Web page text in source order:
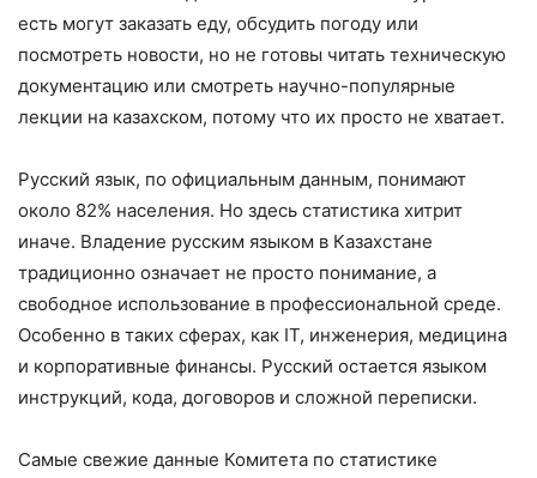
есть могут заказать еду, обсудить погоду или
посмотреть новости, но не готовы читать техническую
документацию или смотреть научно-популярные
лекции на казахском, потому что их просто не хватает.
Русский язык, по официальным данным, понимают
около 82% населения. Но здесь статистика хитрит
иначе. Владение русским языком в Казахстане
традиционно означает не просто понимание, а
свободное использование в профессиональной среде.
Особенно в таких сферах, как IT, инженерия, медицина
и корпоративные финансы. Русский остается языком
инструкций, кода, договоров и сложной переписки.
Самые свежие данные Комитета по статистике